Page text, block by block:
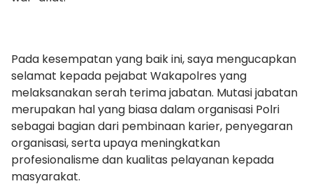
Pada kesempatan yang baik ini, saya mengucapkan
selamat kepada pejabat Wakapolres yang
melaksanakan serah terima jabatan. Mutasi jabatan
merupakan hal yang biasa dalam organisasi Polri
sebagai bagian dari pembinaan karier, penyegaran
organisasi, serta upaya meningkatkan
profesionalisme dan kualitas pelayanan kepada
masyarakat.